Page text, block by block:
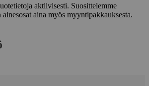
aktiivisesti. Suosittelemme
aina myös myyntipakkauksesta.